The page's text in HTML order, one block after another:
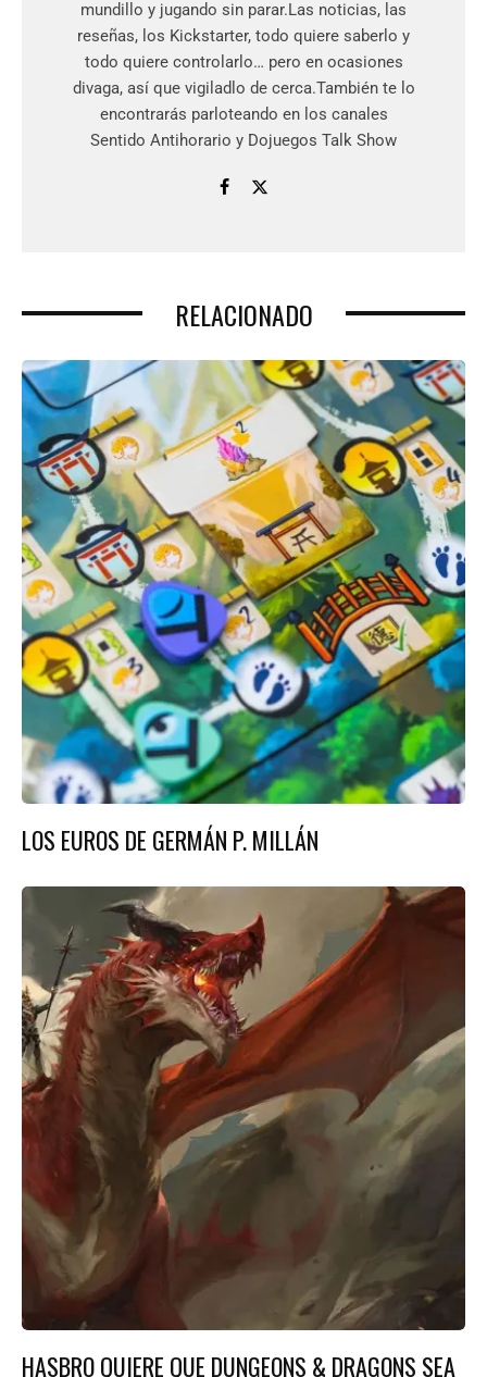
mundillo y jugando sin parar.Las noticias, las
reseñas, los Kickstarter, todo quiere saberlo y
todo quiere controlarlo… pero en ocasiones
divaga, así que vigiladlo de cerca.También te lo
encontrarás parloteando en los canales
Sentido Antihorario y Dojuegos Talk Show
RELACIONADO
LOS EUROS DE GERMÁN P. MILLÁN
HASBRO QUIERE QUE DUNGEONS & DRAGONS SEA